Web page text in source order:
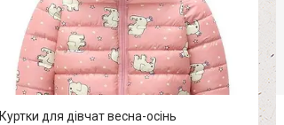
Куртки для дівчат весна-осінь